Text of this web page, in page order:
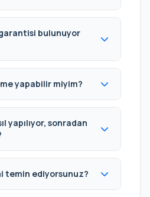
garantisi bulunuyor
yapabilir miyim?
yapılıyor, sonradan
temin ediyorsunuz?